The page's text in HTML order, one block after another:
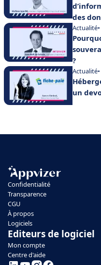
des
Actualité
?
Actualité
un
Confidentialité
Transparence
CGU
À propos
Logiciels
Editeurs de logiciel
Mon compte
Centre d'aide